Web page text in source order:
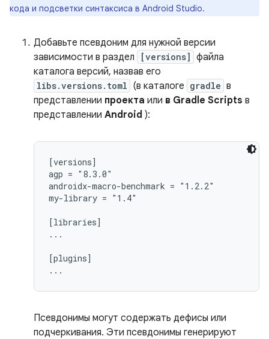
кода и подсветки синтаксиса в Android Studio.
Добавьте псевдоним для нужной версии
зависимости в раздел
[versions] файла
каталога версий, назвав его
libs.versions.toml (в каталоге gradle в
представлении проекта или в Gradle Scripts в
представлении Android ):
[versions]
agp = "8.3.0"
androidx-macro-benchmark = "1.2.2"
my-library = "1.4"
[libraries]
...
[plugins]
Псевдонимы могут содержать дефисы или
подчеркивания. Эти псевдонимы генерируют